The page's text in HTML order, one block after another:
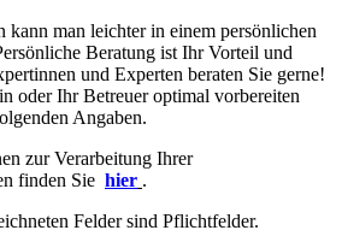
kann man leichter in einem persönlichen
Beratung ist Ihr Vorteil und
und Experten beraten Sie gerne!
oder Ihr Betreuer optimal vorbereiten
Angaben.
zur Verarbeitung Ihrer
finden Sie hier .
Felder sind Pflichtfelder.